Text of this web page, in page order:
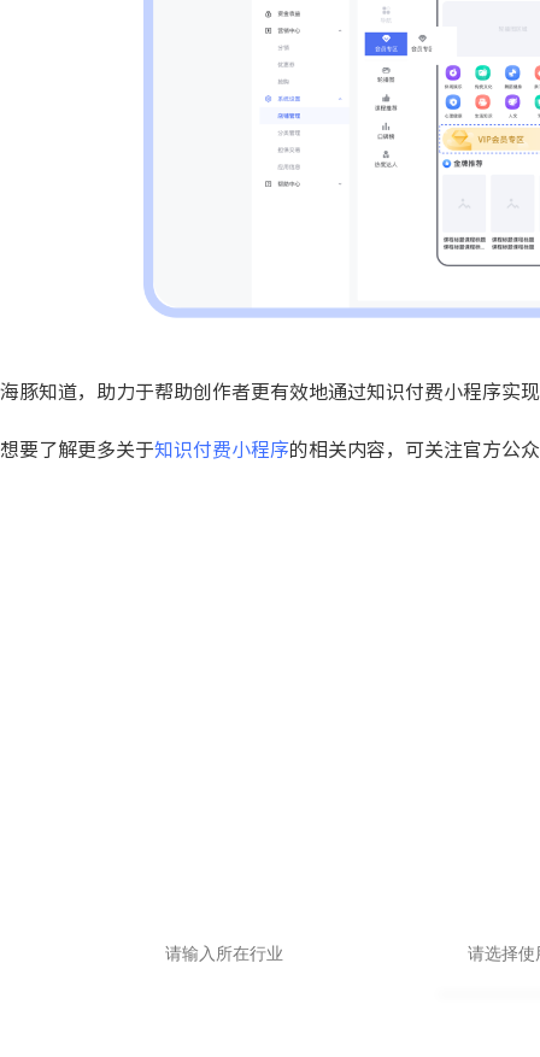
海豚知道，助力于帮助创作者更有效地通过知识付费小程序实
想要了解更多关于知识付费小程序的相关内容，可关注官方公